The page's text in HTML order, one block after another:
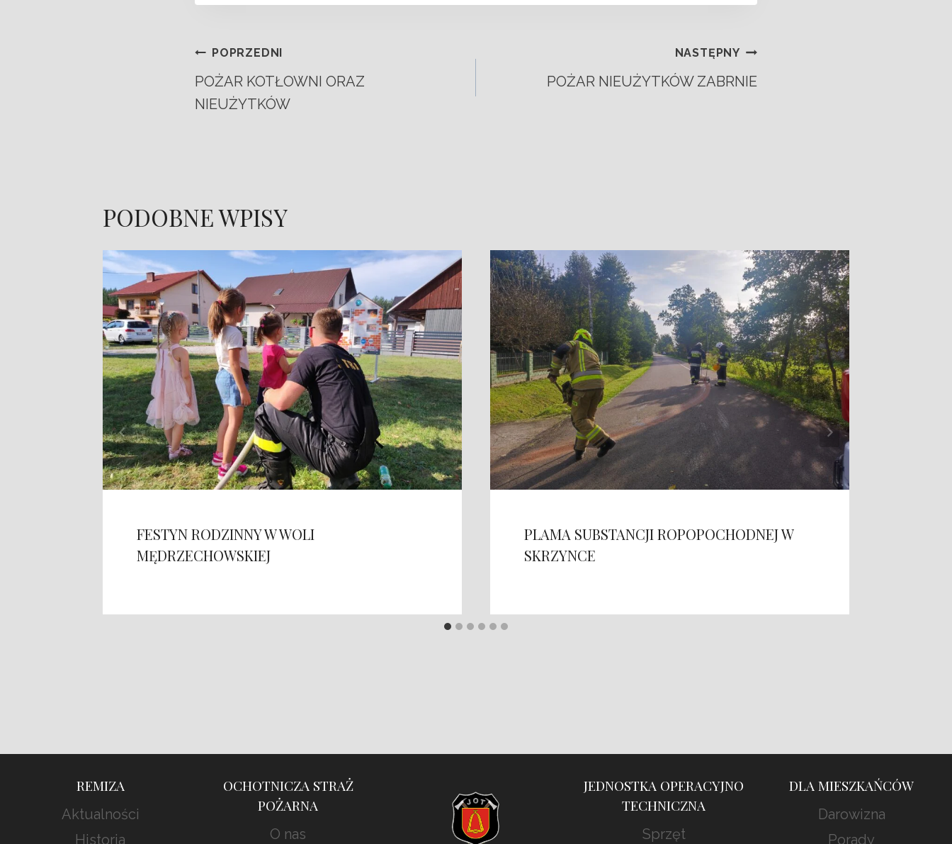
POPRZEDNI
POŻAR KOTŁOWNI ORAZ
NIEUŻYTKÓW
NASTĘPNY
POŻAR NIEUŻYTKÓW ZABRNIE
PODOBNE WPISY
FESTYN RODZINNY W WOLI
MĘDRZECHOWSKIEJ
PLAMA SUBSTANCJI ROPOPOCHODNEJ W
SKRZYNCE
REMIZA
Aktualności
Historia
OCHOTNICZA STRAŻ
POŻARNA
O nas
JEDNOSTKA OPERACYJNO
TECHNICZNA
Sprzęt
DLA MIESZKAŃCÓW
Darowizna
Porady